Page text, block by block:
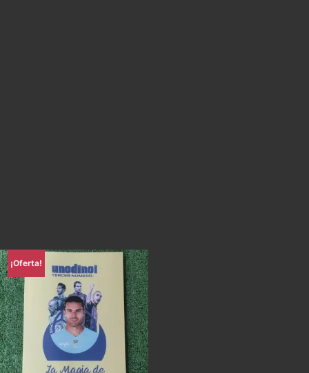
¡Oferta!